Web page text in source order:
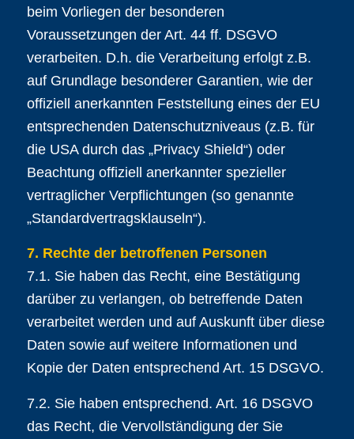
beim Vorliegen der besonderen
Voraussetzungen der Art. 44 ff. DSGVO
verarbeiten. D.h. die Verarbeitung erfolgt z.B.
auf Grundlage besonderer Garantien, wie der
offiziell anerkannten Feststellung eines der EU
entsprechenden Datenschutzniveaus (z.B. für
die USA durch das „Privacy Shield“) oder
Beachtung offiziell anerkannter spezieller
vertraglicher Verpflichtungen (so genannte
„Standardvertragsklauseln“).
7. Rechte der betroffenen Personen
7.1. Sie haben das Recht, eine Bestätigung
darüber zu verlangen, ob betreffende Daten
verarbeitet werden und auf Auskunft über diese
Daten sowie auf weitere Informationen und
Kopie der Daten entsprechend Art. 15 DSGVO.
7.2. Sie haben entsprechend. Art. 16 DSGVO
das Recht, die Vervollständigung der Sie